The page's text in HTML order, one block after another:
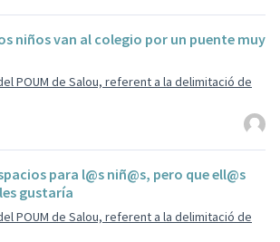
niños van al colegio por un puente muy
POUM de Salou, referent a la delimitació de
para l@s niñ@s, pero que ell@s
gustaría
POUM de Salou, referent a la delimitació de